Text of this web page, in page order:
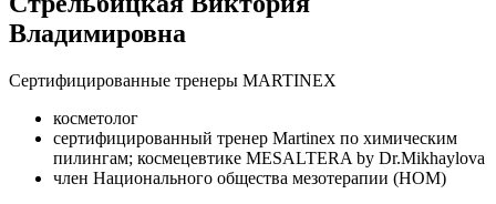
Владимировна
Сертифицированные тренеры MARTINEX
косметолог
сертифицированный тренер Martinex по химическим
пилингам; космецевтике MESALTERA by Dr.Mikhaylova
член Национального общества мезотерапии (НОМ)